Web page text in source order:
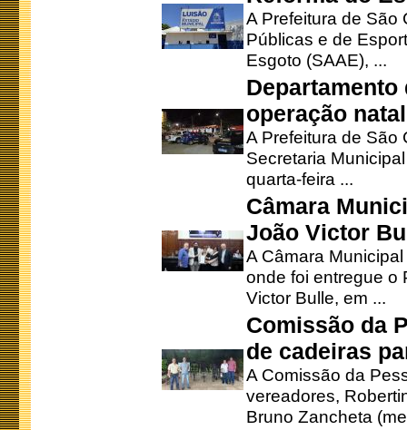
A Prefeitura de São
Públicas e de
Esgoto (SAAE), ...
operação
A Prefeitura de São
Secretaria
quarta-feira ...
Câmara
João Victor
A Câmara
onde foi entregue o
Victor Bulle, em ...
Comissão da
de cadeiras
A Comissão da
vereadores,
Bruno Zancheta